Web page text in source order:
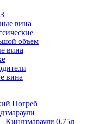
вина
объем
вина
вина
Погреб
Киндзмараули 0,75л